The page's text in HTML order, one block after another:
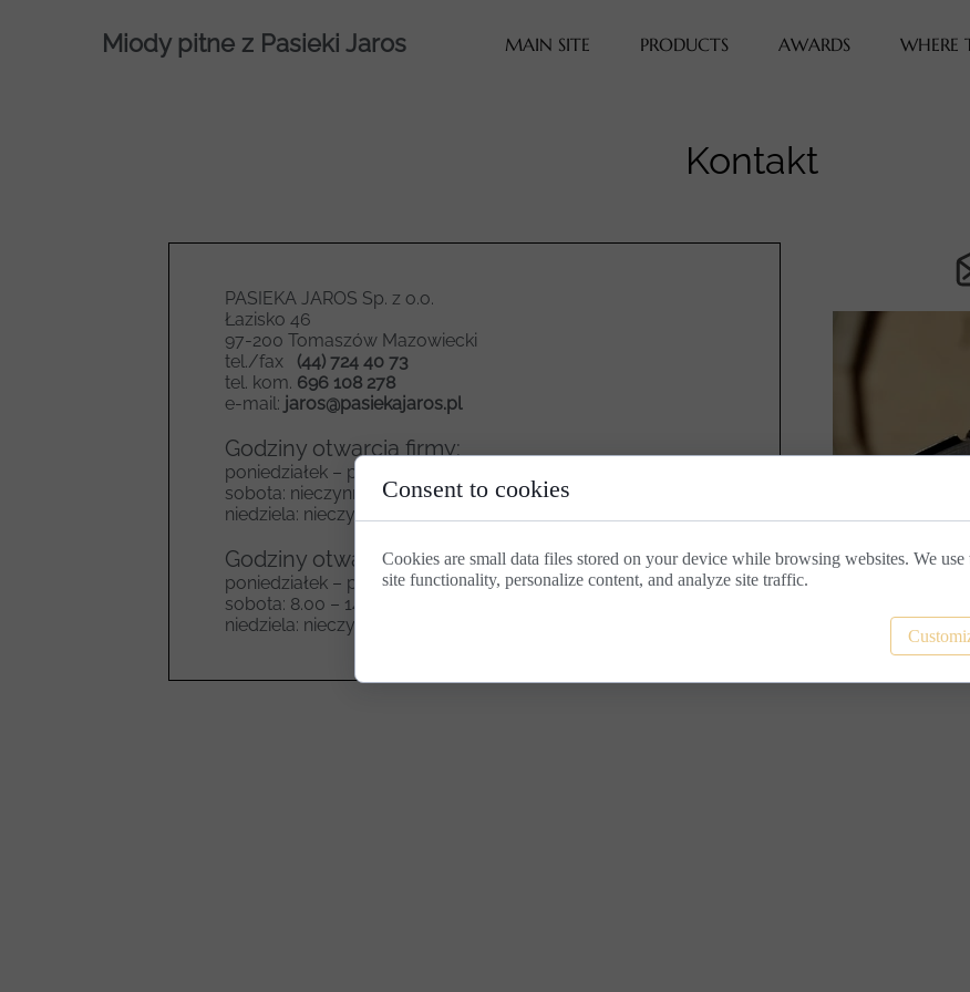
PASIEKA JAROS Sp. z o.o.
Łazisko 46
97-200 Tomaszów Mazowiecki
tel./fax (44) 724 40 73
tel. kom. 696 108 278
e-mail: jaros@pasiekajaros.pl
Godziny otwarcia firmy:
poniedziałek – piątek: 7.00 – 15.00
sobota: nieczynne
niedziela: nieczynne
Godziny otwarcia sklepu:
poniedziałek – piątek: 7.00 – 18.00
sobota: 8.00 – 14.00
niedziela: nieczynne
Miody pitne z Pasieki Jaros MAIN SITE PRODUCTS AWARDS WHERE
Kontakt
Consent to cookies
Cookies are small data files stored on your device while browsing websites. We use
site functionality, personalize content, and analyze site traffic.